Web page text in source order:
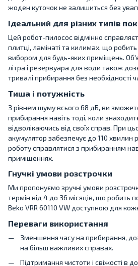
жоден куточок не залишиться без
Ідеальний для різних типів
Цей робот-пилосос відмінно
плитці, ламінаті та килимах, що
вибором для будь-яких приміщень.
літра і резервуара для води також
тривалі прибирання без необхідності
Тиша і потужність
З рівнем шуму всього 68 дБ, ви
прибирання навіть тоді, коли
відволікаючись від своїх справ. При
акумулятор забезпечує до 110 хвилин
роботу справлятися з прибиранням
приміщеннях.
Гнучкі умови розстрочки
Ми пропонуємо зручні умови
термін від 4 до 36 місяців, що робить
Beko VRR 60110 VW доступною для
Переваги використання
Зменшення часу на прибирання,
на більш важливих справах.
Підтримання чистоти і свіжості в